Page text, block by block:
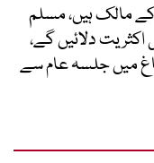
مالک ہیں، مسلم
اکثریت دلائیں گے،
باغ میں جلسہ عام سے